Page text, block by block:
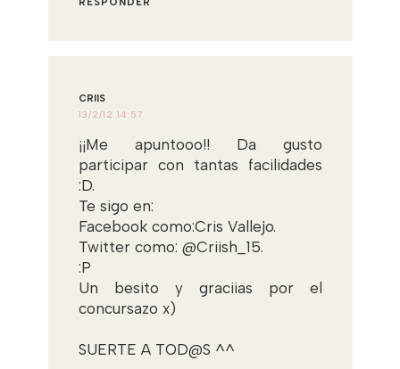
CRIIS
13/2/12 14:57
¡¡Me apuntooo!! Da gusto
participar con tantas facilidades
:D.
Te sigo en:
Facebook como:Cris Vallejo.
Twitter como: @Criish_15.
:P
Un besito y graciias por el
concursazo x)
SUERTE A TOD@S ^^